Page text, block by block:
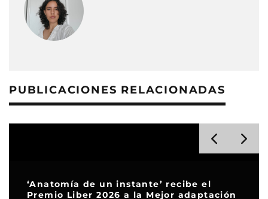
PUBLICACIONES RELACIONADAS
‘Anatomía de un instante’ recibe el
Premio Liber 2026 a la Mejor adaptación